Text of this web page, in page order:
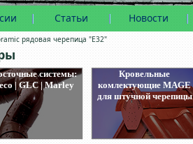
Статьи Новости
рядовая черепица "E32"
системы:
| GLC | Marley
Кровельные
комлектующие MAGE
для штучной черепицы